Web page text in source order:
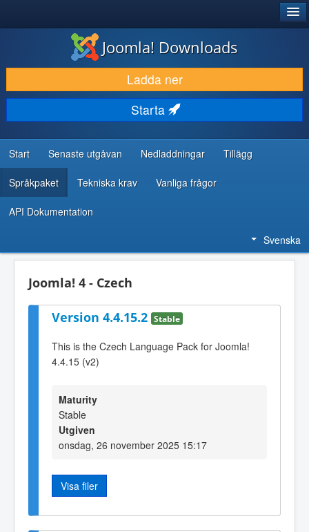
LADDA NER & UTÖKA
UPPTÄCK & LÄR
GEMENSKAP & SUPPORT
RESURSER FÖR UTVECKLARE
Joomla! Downloads
Ladda ner
Starta
Start Senaste utgåvan Nedladdningar Tillägg
Språkpaket Tekniska krav Vanliga frågor
API Dokumentation
Svenska
Joomla! 4 - Czech
Version 4.4.15.2 Stable
This is the Czech Language Pack for Joomla!
4.4.15 (v2)
Maturity
Stable
Utgiven
onsdag, 26 november 2025 15:17
Visa filer